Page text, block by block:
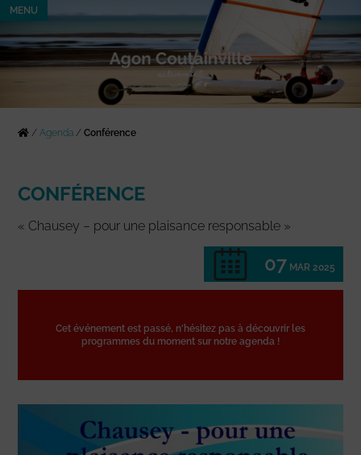
MENU
/Agenda /Conférence
CONFÉRENCE
« Chausey – pour une plaisance responsable »
07 MAR 2025
Cet événement est passé, n'hésitez pas à découvrir les
programmes du moment sur notre agenda !